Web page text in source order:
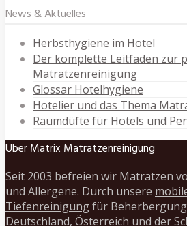
News & Aktuelles
Herbsthygiene im Hotel
Der komplette Leitfaden zur
Matratzenreinigung
Glossar Hotelhygiene
Hotelier und das Thema
Raumdüfte für Hotels und
Über Matrix Matratzenreinigung
Seit 2003 befreien wir Matratzen
und Allergene. Durch unsere
Tiefenreinigungfür
Deutschland, Österreich und der